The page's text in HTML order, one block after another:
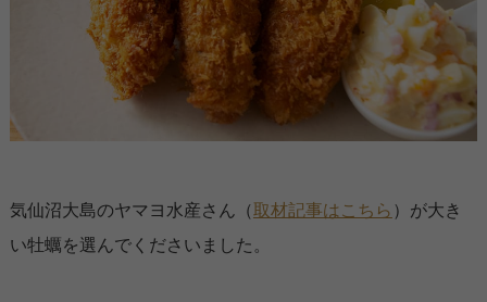
気仙沼大島のヤマヨ水産さん（取材記事はこちら ）が大き
い牡蠣を選んでくださいました。